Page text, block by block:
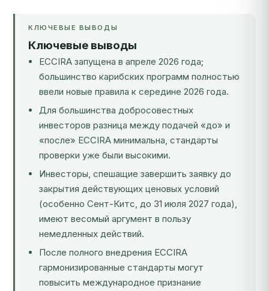
КЛЮЧЕВЫЕ ВЫВОДЫ
Ключевые выводы
ECCIRA запущена в апреле 2026 года;
большинство карибских программ полностью
ввели новые правила к середине 2026 года.
Для большинства добросовестных
инвесторов разница между подачей «до» и
«после» ECCIRA минимальна, стандарты
проверки уже были высокими.
Инвесторы, спешащие завершить заявку до
закрытия действующих ценовых условий
(особенно Сент-Китс, до 31 июля 2027 года),
имеют весомый аргумент в пользу
немедленных действий.
После полного внедрения ECCIRA
гармонизированные стандарты могут
повысить международное признание